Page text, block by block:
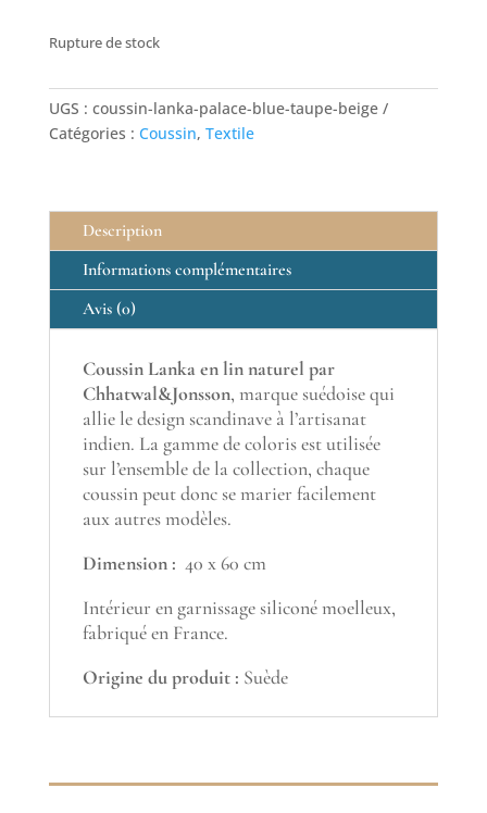
Rupture de stock
UGS : coussin-lanka-palace-blue-taupe-beige
Catégories : Coussin, Textile
Description
Informations complémentaires
Avis (0)
Coussin Lanka en lin naturel par
Chhatwal&Jonsson, marque suédoise qui
allie le design scandinave à l’artisanat
indien. La gamme de coloris est utilisée
sur l’ensemble de la collection, chaque
coussin peut donc se marier facilement
aux autres modèles.
Dimension : 40 x 60 cm
Intérieur en garnissage siliconé moelleux,
fabriqué en France.
Origine du produit : Suède